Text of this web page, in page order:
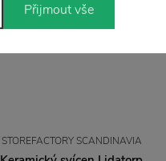
STOREFACTORY SCANDINAVIA
Přijmout vše